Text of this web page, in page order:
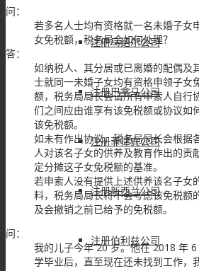
注册马绍尔公司
注册巴拿马公司
注册菲律宾公司
注册新西兰公司
注册伯利兹公司
问：
若多名人士均有资格就一名未婚子女
女免税额，税务局会如何处理？
答：
如纳税人、其分居或已离婚的配偶及
士就同一未婚子女均有资格申领子女
额，税务局局长会请所有申索人自行
们之间应由谁享有该免税额或协议如
该免税额。
如未有作出协议，税务局局长会根据
人对该名子女的供养及教育作出的贡
定分摊这子女免税额的基准。
若申索人没有提供上述供养该名子女
料，税务局局长将不会考虑该免税额
及会撤销之前已给予的免税额。
问：
我的儿子今年 20 岁。他在 2018 年
学毕业后，直至现在还未找到工作，